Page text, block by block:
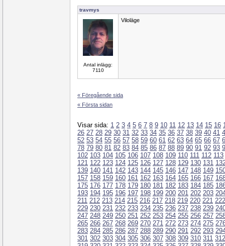
travmys
Antal inlägg:
7110
Viloläge
« Föregående sida
« Första sidan
Visar sida: 1 2 3 4 5 6 7 8 9 10 11 12 13 14 15 16
26 27 28 29 30 31 32 33 34 35 36 37 38 39 40 41
52 53 54 55 56 57 58 59 60 61 62 63 64 65 66 67
78 79 80 81 82 83 84 85 86 87 88 89 90 91 92 93
102 103 104 105 106 107 108 109 110 111 112 113
121 122 123 124 125 126 127 128 129 130 131
139 140 141 142 143 144 145 146 147 148 149
157 158 159 160 161 162 163 164 165 166 167
175 176 177 178 179 180 181 182 183 184 185
193 194 195 196 197 198 199 200 201 202 203
211 212 213 214 215 216 217 218 219 220 221 222
229 230 231 232 233 234 235 236 237 238 239
247 248 249 250 251 252 253 254 255 256 257
265 266 267 268 269 270 271 272 273 274 275
283 284 285 286 287 288 289 290 291 292 293
301 302 303 304 305 306 307 308 309 310 311 312